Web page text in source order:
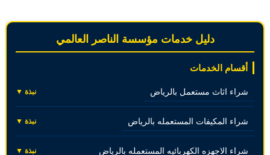
دليل خدمات مؤسسة الناصر العالمي
أقسام الخدمات
شراء اثاث مستعمل بالرياض نبذة ▼
شراء المكيفات المستعمله بالرياض نبذة ▼
شراء الاجهزه الكهربائيه المستعمله بالرياض نبذة ▼